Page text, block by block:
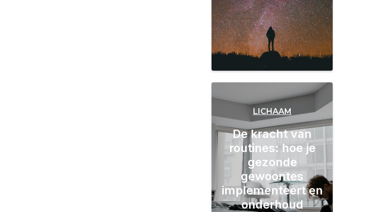
LICHAAM
De kracht van
routines: hoe je
gezonde
gewoontes
implementeert en
onderhoud